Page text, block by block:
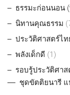
ธรรมะก่อนนอน
นิทานคุณธรรม
ประวัติศาสตร์ไท
พลังเด็กดี (1)
รอบรู้ประวัติศา
ชุดขัตติยนารี แ